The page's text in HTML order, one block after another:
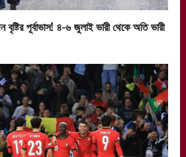
বৃষ্টির পূর্বাভাস! ৪-৬ জুলাই ভারী থেকে অতি ভারী